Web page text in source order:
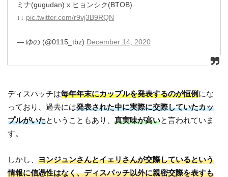
ミナ(gugudan) x ヒョンシク(BTOB)
↓↓ pic.twitter.com/r9vj3B9RQN
— ゆの (@0115_tbz) December 14, 2020
ディスパッチは毎年年末にカップルを発表するのが恒例にな
っており、過去には発表された中に実際に交際していたカッ
プルがいたということもあり、真実味が高いと言われていま
す。
しかし、ヨンジュンさんとイェリさんが交際しているという
情報に信憑性はなく、ディスパッチ以外に親密交際を表すも